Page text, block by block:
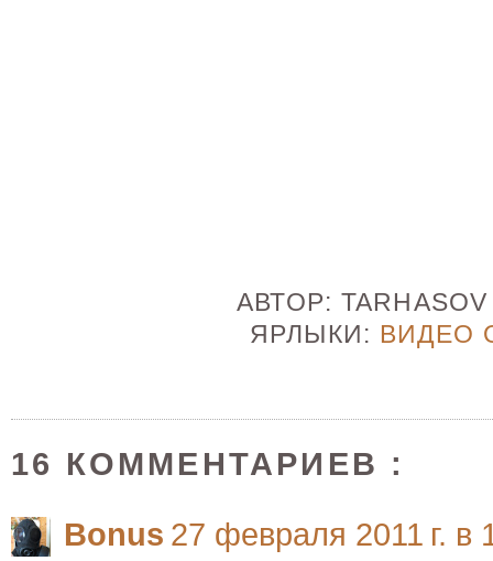
АВТОР:
ЯРЛЫКИ: ВИДЕО
16 КОММЕНТАРИЕВ :
Bonus 27 февраля 2011 г. в